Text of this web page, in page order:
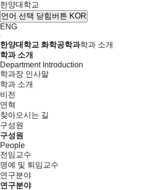
한양대학교
언어 선택 닫힘버튼 KOR
ENG
한양대학교 화학공학과학과 소개
학과 소개
Department Introduction
학과장 인사말
학과 소개
비전
연혁
찾아오시는 길
구성원
구성원
People
전임교수
명예 및 퇴임교수
연구분야
연구분야